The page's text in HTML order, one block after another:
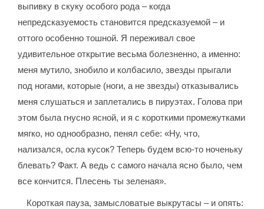
выпивку в скуку особого рода – когда
непредсказуемость становится предсказуемой – и
оттого особенно тошной. Я переживал свое
удивительное открытие весьма болезненно, а именно:
меня мутило, знобило и колбасило, звезды прыгали
под ногами, которые (ноги, а не звезды) отказывались
меня слушаться и заплетались в пируэтах. Голова при
этом была гнусно ясной, и я с короткими промежутками
мягко, но однообразно, пенял себе: «Ну, что,
нализался, осла кусок? Теперь будем всю-то ноченьку
блевать? Факт. А ведь с самого начала ясно было, чем
все кончится. Плесень ты зеленая».
Короткая пауза, замысловатые выкрутасы – и опять: